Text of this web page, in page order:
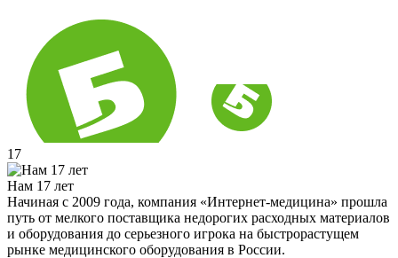
17
Нам 17 лет
Начиная с 2009 года, компания «Интернет-медицина» прошла
путь от мелкого поставщика недорогих расходных материалов
и оборудования до серьезного игрока на быстрорастущем
рынке медицинского оборудования в России.